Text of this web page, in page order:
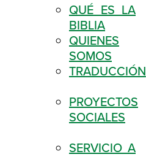
QUÉ ES LA
BIBLIA
QUIENES
SOMOS
TRADUCCIÓN
PROYECTOS
SOCIALES
SERVICIO A